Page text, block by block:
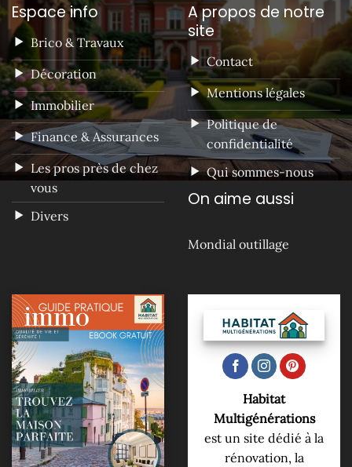
Espace info
Brico & Travaux
Décoration
Immobilier
Finance & Assurances
Les pros près de chez
vous
Divers
A propos de notre
site
Contact
Mentions légales
Politique de
confidentialité
Qui sommes-nous
On aime aussi
Mondial outillage
Habitat
Multigénérations
est un site dédié à la
rénovation, la